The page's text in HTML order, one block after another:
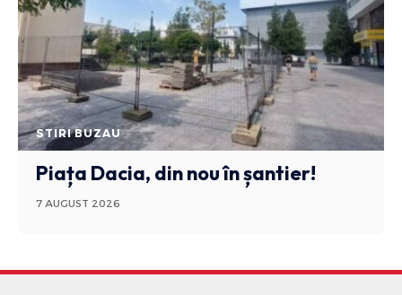
STIRI BUZAU
Piața Dacia, din nou în șantier!
7 AUGUST 2026